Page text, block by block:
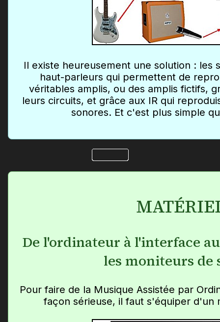
Il existe heureusement une solution : les
haut-parleurs qui permettent de
véritables amplis, ou des amplis fictifs,
leurs circuits, et grâce aux IR qui
sonores. Et c'est plus simple
De l'ordinateur à l'interface
les moniteurs de
Pour faire de la Musique Assistée par
façon sérieuse, il faut s'équiper d'un